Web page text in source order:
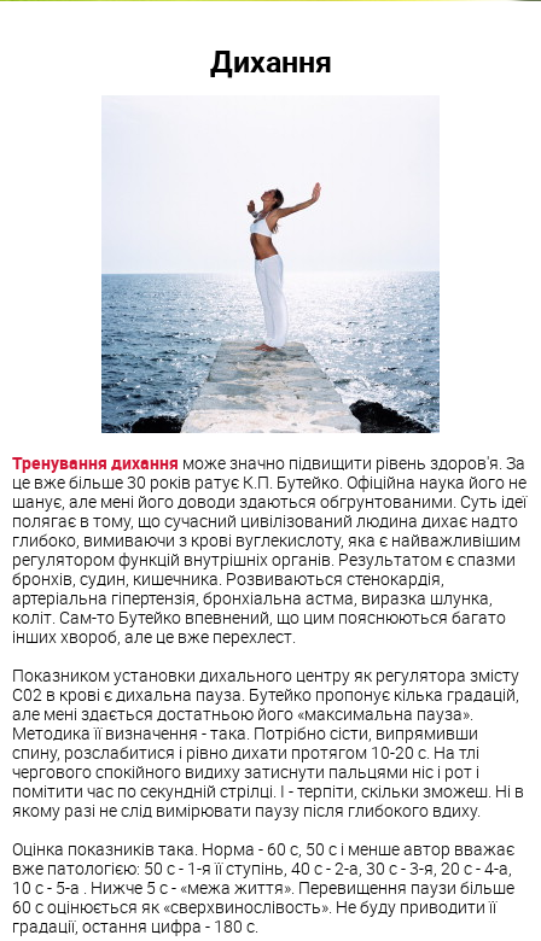
Дихання
Тренування дихання може значно підвищити рівень здоров'я. За
це вже більше 30 років ратує К.П. Бутейко. Офіційна наука його не
шанує, але мені його доводи здаються обгрунтованими. Суть ідеї
полягає в тому, що сучасний цивілізований людина дихає надто
глибоко, вимиваючи з крові вуглекислоту, яка є найважливішим
регулятором функцій внутрішніх органів. Результатом є спазми
бронхів, судин, кишечника. Розвиваються стенокардія,
артеріальна гіпертензія, бронхіальна астма, виразка шлунка,
коліт. Сам-то Бутейко впевнений, що цим пояснюються багато
інших хвороб, але це вже перехлест.
Показником установки дихального центру як регулятора змісту
С02 в крові є дихальна пауза. Бутейко пропонує кілька градацій,
але мені здається достатньою його «максимальна пауза».
Методика її визначення - така. Потрібно сісти, випрямивши
спину, розслабитися і рівно дихати протягом 10-20 с. На тлі
чергового спокійного видиху затиснути пальцями ніс і рот і
помітити час по секундній стрілці. І - терпіти, скільки зможеш. Ні в
якому разі не слід вимірювати паузу після глибокого вдиху.
Оцінка показників така. Норма - 60 с, 50 ​​с і менше автор вважає
вже патологією: 50 с - 1-я її ступінь, 40 с - 2-а, 30 с - 3-я, 20 с - 4-а,
10 с - 5-а . Нижче 5 с - «межа життя». Перевищення паузи більше
60 с оцінюється як «сверхвинослівость». Не буду приводити її
градації, остання цифра - 180 с.